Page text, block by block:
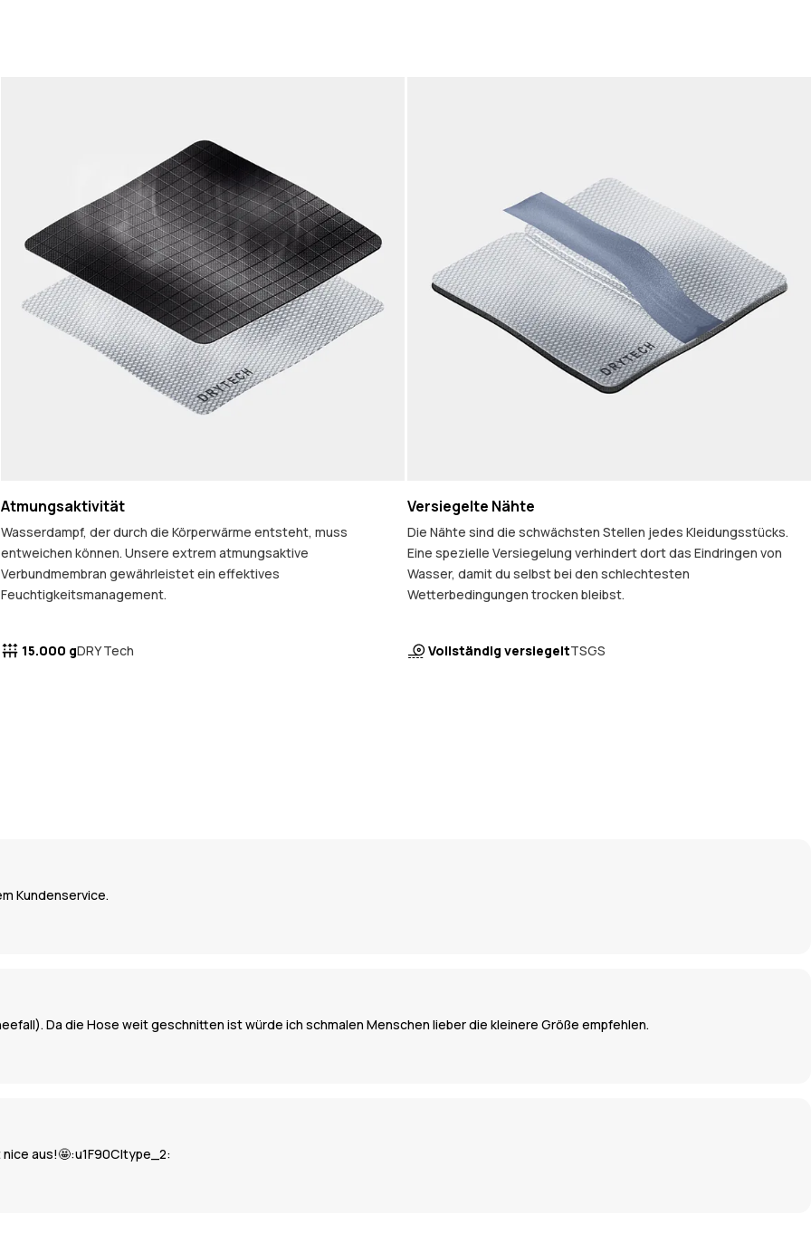
Atmungsaktivität
Wasserdampf, der durch die Körperwärme entsteht, muss
entweichen können. Unsere extrem atmungsaktive
Verbundmembran gewährleistet ein effektives
Feuchtigkeitsmanagement.
15.000 gDRY Tech
Versiegelte Nähte
Die Nähte sind die schwächsten Stellen jedes Kleidungsstücks.
Eine spezielle Versiegelung verhindert dort das Eindringen von
Wasser, damit du selbst bei den schlechtesten
Wetterbedingungen trocken bleibst.
Vollständig versiegeltTSGS
Kundenservice.
Da die Hose weit geschnitten ist würde ich schmalen Menschen lieber die kleinere Größe empfehlen.
aus!🤩:u1F90C|type_2: